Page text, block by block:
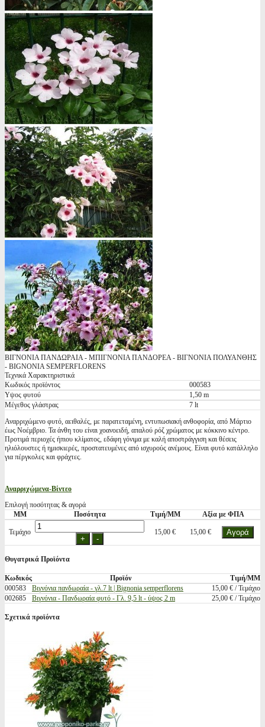
ΒΙΓΝΟΝΙΑ ΠΑΝΔΩΡΑΙΑ - ΜΠΙΓΝΟΝΙΑ ΠΑΝΔΟΡΕΑ - ΒΙΓΝΟΝΙΑ ΠΟΛΥΑΝΘΗΣ
- BIGNONIA SEMPERFLORENS
Τεχνικά Χαρακτηριστικά
Κωδικός προϊόντος
000583
Υψος φυτού
1,50 m
Μέγεθος γλάστρας
7 lt
Αναρριχώμενο φυτό, αειθαλές, με παρατεταμένη, εντυπωσιακή ανθοφορία, από Μάρτιο
έως Νοέμβριο. Τα άνθη του είναι χοανοειδή, απαλού ρόζ χρώματος με κόκκινο κέντρο.
Προτιμά περιοχές ήπιου κλίματος, εδάφη γόνιμα με καλή αποστράγγιση και θέσεις
ηλιόλουστες ή ημισκιερές, προστατευμένες από ισχυρούς ανέμους. Είναι φυτό κατάλληλο
για πέργκολες και φράχτες.
Αναρριχώμενα-Βίντεο
Επιλογή ποσότητας & αγορά
ΜΜ
Ποσότητα Τιμή/ΜΜ Αξία με ΦΠΑ
Τεμάχιο 15,00 € 15,00 €
Θυγατρικά Προϊόντα
Κωδικός Προϊόν
Τιμή/ΜΜ
000583
Βιγνόνια πανδωραία - γλ.7 lt | Bignonia semperflorens
15,00 € / Τεμάχιο
002685
Βιγνόνια - Πανδωραία φυτό - Γλ. 9,5 lt - ύψος 2 m 25,00 € / Τεμάχιο
Σχετικά προϊόντα